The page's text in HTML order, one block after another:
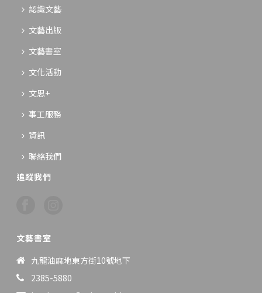
認識文藝
文藝出版
文藝書室
文化活動
文思+
事工服務
資訊
聯絡我們
追蹤我們
文藝書室
九龍油麻地東方街10號地下
2385-5880